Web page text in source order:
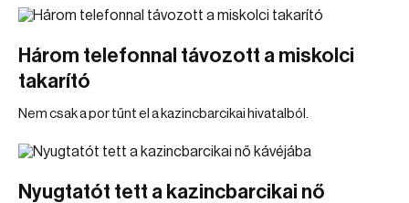
Három telefonnal távozott a miskolci
takarító
Nem csak a por tűnt el a kazincbarcikai hivatalból.
Nyugtatót tett a kazincbarcikai nő